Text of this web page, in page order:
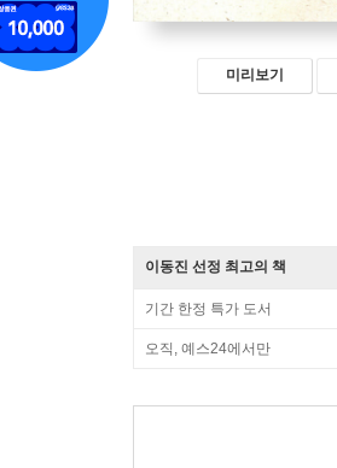
미리보기
이동진 선정 최고의 책
기간 한정 특가 도서
오직, 예스24에서만